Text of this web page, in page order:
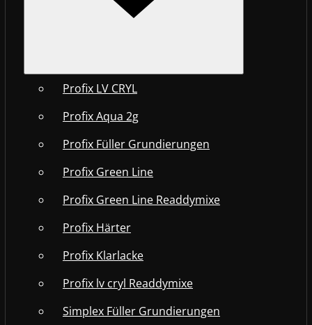
Profix LV CRYL
Profix Aqua 2g
Profix Füller Grundierungen
Profix Green Line
Profix Green Line Readdymixe
Profix Härter
Profix Klarlacke
Profix lv cryl Readdymixe
Simplex Füller Grundierungen